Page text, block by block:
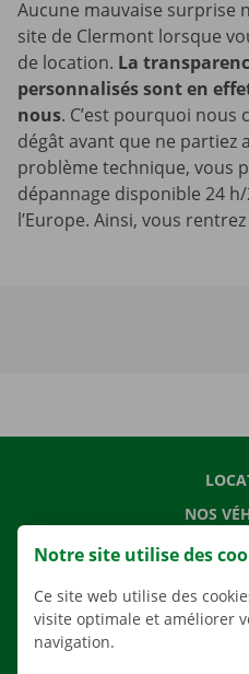
Aucune mauvaise surprise
site de Clermont lorsque
de location. La
personnalisés sont en
nous. C’est pourquoi
dégât avant que ne partiez
problème technique, vous
dépannage disponible 24
l’Europe. Ainsi, vous
NOS
NOS
Notre site utilise des
Ce site web utilise des
visite optimale et améliorer
navigation.